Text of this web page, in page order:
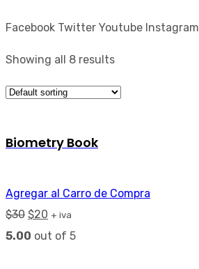
Facebook Twitter Youtube Instagram
Showing all 8 results
Biometry Book
Agregar al Carro de Compra
$30 $20 + iva
5.00 out of 5